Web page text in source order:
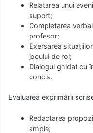
Relatarea unui
suport;
Completarea
profesor;
Exersarea
jocului de rol;
Dialogul ghidat cu
concis.
Evaluarea exprimării
Redactarea
ample;